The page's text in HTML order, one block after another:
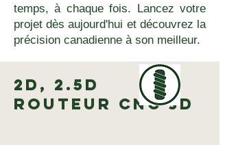
temps, à chaque fois. Lancez votre
projet dès aujourd'hui et découvrez la
précision canadienne à son meilleur.
2D, 2.5D
Routeur CNC 3D